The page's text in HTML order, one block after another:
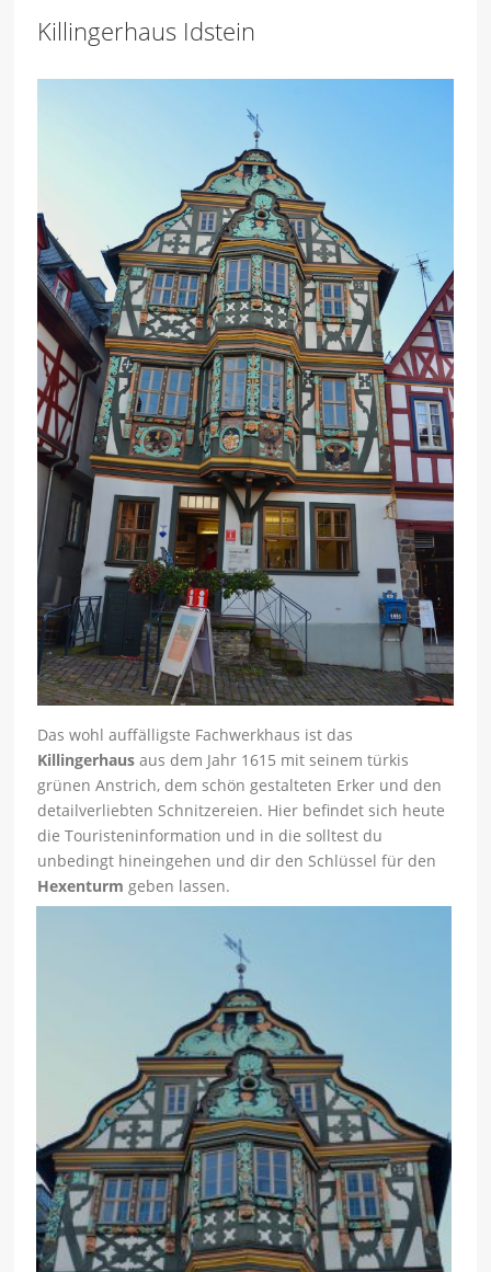
Killingerhaus Idstein
Das wohl auffälligste Fachwerkhaus ist das
Killingerhaus aus dem Jahr 1615 mit seinem türkis
grünen Anstrich, dem schön gestalteten Erker und den
detailverliebten Schnitzereien. Hier befindet sich heute
die Touristeninformation und in die solltest du
unbedingt hineingehen und dir den Schlüssel für den
Hexenturm geben lassen.